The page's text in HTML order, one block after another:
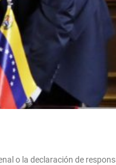
o la declaración de